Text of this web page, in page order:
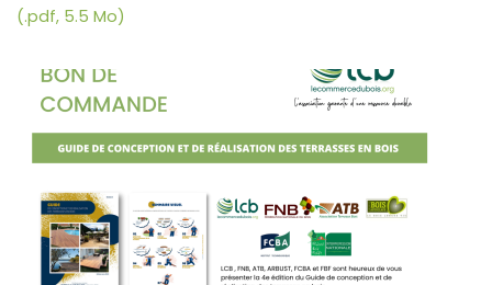
(.pdf, 5.5 Mo)